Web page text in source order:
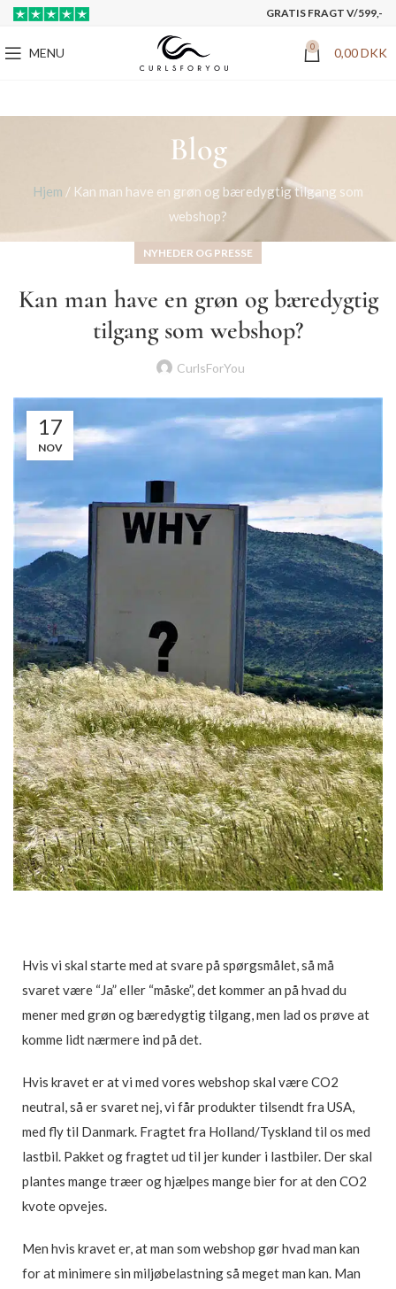
GRATIS FRAGT V/599,-
MENU 0 0,00DKK
Blog
Hjem / Kan man have en grøn og bæredygtig tilgang som
webshop?
NYHEDER OG PRESSE
Kan man have en grøn og bæredygtig
tilgang som webshop?
CurlsForYou
17
NOV
Hvis vi skal starte med at svare på spørgsmålet, så må
svaret være “Ja” eller “måske”, det kommer an på hvad du
mener med grøn og bæredygtig tilgang, men lad os prøve at
komme lidt nærmere ind på det.
Hvis kravet er at vi med vores webshop skal være CO2
neutral, så er svaret nej, vi får produkter tilsendt fra USA,
med fly til Danmark. Fragtet fra Holland/Tyskland til os med
lastbil. Pakket og fragtet ud til jer kunder i lastbiler. Der skal
plantes mange træer og hjælpes mange bier for at den CO2
kvote opvejes.
Men hvis kravet er, at man som webshop gør hvad man kan
for at minimere sin miljøbelastning så meget man kan. Man